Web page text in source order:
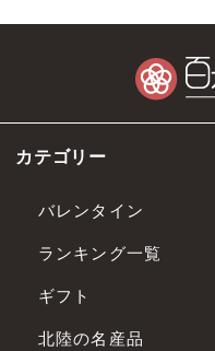
カテゴリー
バレンタイン
ランキング一覧
ギフト
北陸の名産品